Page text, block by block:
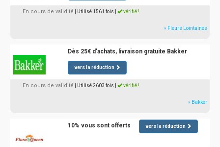
En cours de validité | Utilisé 1561 fois vérifié !
» Fleurs Lointaines
Dès 25€ d'achats, livraison gratuite Bakker
vers la réduction
En cours de validité | Utilisé 2603 fois vérifié !
» Bakker
10% vous sont offerts vers la réduction